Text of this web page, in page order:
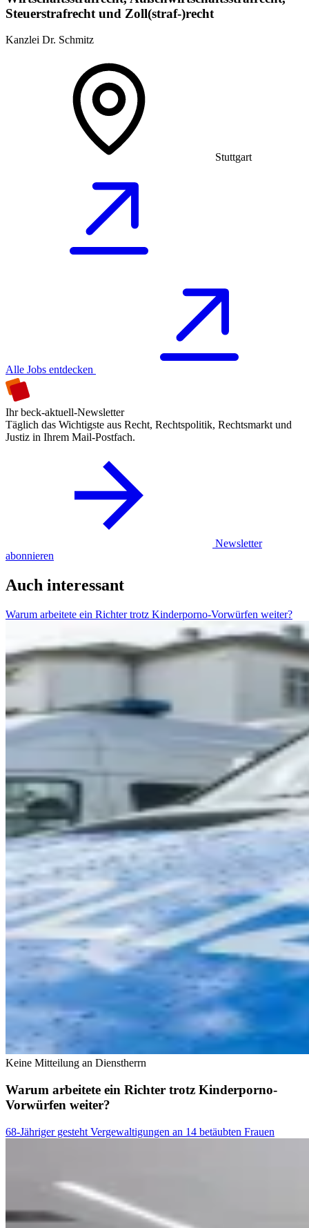
Steuerstrafrecht und Zoll(straf-)recht
Kanzlei Dr. Schmitz
Stuttgart
Alle Jobs entdecken
Ihr beck-aktuell-Newsletter
Täglich das Wichtigste aus Recht, Rechtspolitik, Rechtsmarkt und
Justiz in Ihrem Mail-Postfach.
Newsletter
abonnieren
Auch interessant
Warum arbeitete ein Richter trotz Kinderporno-Vorwürfen weiter?
Keine Mitteilung an Dienstherrn
Warum arbeitete ein Richter trotz Kinderporno-
Vorwürfen weiter?
68-Jähriger gesteht Vergewaltigungen an 14 betäubten Frauen